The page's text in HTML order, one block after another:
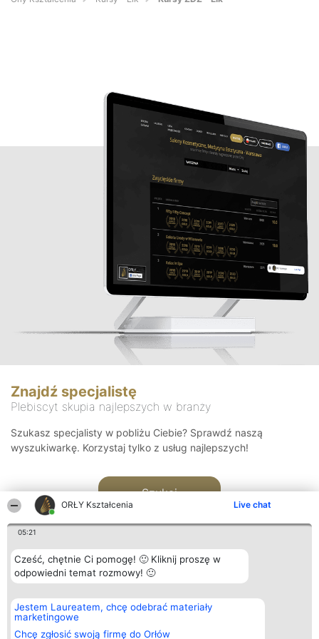
ORŁY Kształcenia Live chat
05:21
Cześć, chętnie Ci pomogę! 🙂 Kliknij proszę w
odpowiedni temat rozmowy! 🙂
Jestem Laureatem, chcę odebrać materiały
marketingowe
Chcę zgłosić swoją firmę do Orłów
Znajdź specjalistę
Plebiscyt skupia najlepszych w branży
Szukasz specjalisty w pobliżu Ciebie? Sprawdź naszą
wyszukiwarkę. Korzystaj tylko z usług najlepszych!
Szukaj
Organizator plebiscytu
Bright Side Solutions sp. z o.
o. sp. k.
ul. Ruska 22
Plebiscyt
Laureaci
wszystkich
Kontakt
Kontakt